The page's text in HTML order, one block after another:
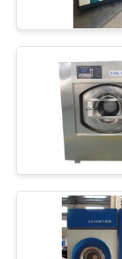
ΈΛΕΓΧΟΣ
ΕΛΆΤΕ
ΣΕ
ΕΠΑΦΉ